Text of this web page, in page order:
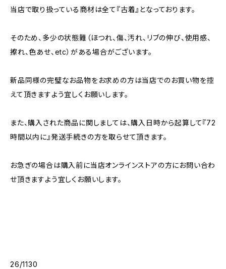
当店で取り扱っている商材は全て『古着』となっております。
そのため、多少の状態難（ほつれ、傷、汚れ、リブの伸び、使用感、
擦れ、色あせ、etc）がある場合がございます。
新品同様の完璧なお品物をお求めの方は当店でのお買い物を控
えて頂きますよう宜しくお願いします。
また、購入された商品に関しましては、購入日時から起算して『72
時間以内に』発送手続きの方を取らせて頂きます。
お急ぎの場合は購入前に当店オンラインストアの方にお問い合わ
せ頂きますよう宜しくお願いします。
26/1130